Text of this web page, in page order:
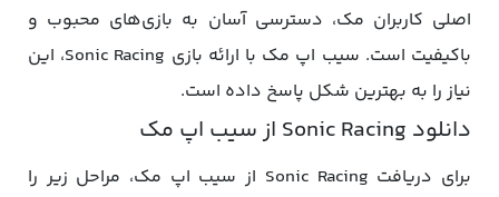
اصلی کاربران مک، دسترسی آسان به بازی‌های محبوب و
باکیفیت است. سیب اپ مک با ارائه بازی Sonic Racing، این
نیاز را به بهترین شکل پاسخ داده است.
دانلود Sonic Racing از سیب اپ مک
برای دریافت Sonic Racing از سیب اپ مک، مراحل زیر را